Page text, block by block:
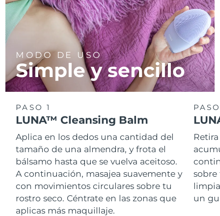
MODO DE USO
Simple y sencillo
PASO 1
LUNA™ Cleansing Balm
Aplica en los dedos una cantidad del
tamaño de una almendra, y frota el
bálsamo hasta que se vuelva aceitoso.
A continuación, masajea suavemente y
con movimientos circulares sobre tu
rostro seco. Céntrate en las zonas que
aplicas más maquillaje.
un